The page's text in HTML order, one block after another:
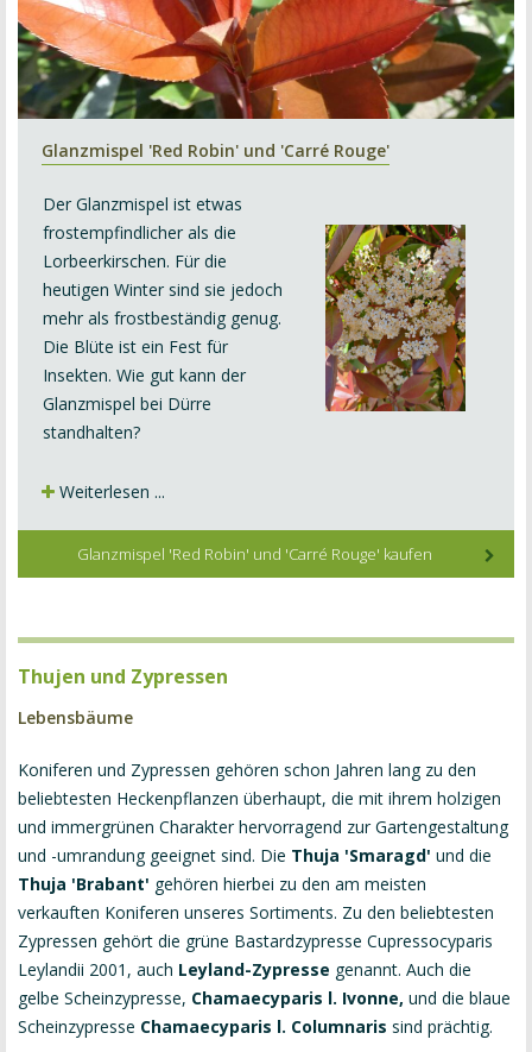
Glanzmispel 'Red Robin' und 'Carré Rouge'
Der Glanzmispel ist etwas
frostempfindlicher als die
Lorbeerkirschen. Für die
heutigen Winter sind sie jedoch
mehr als frostbeständig genug.
Die Blüte ist ein Fest für
Insekten. Wie gut kann der
Glanzmispel bei Dürre
standhalten?
Weiterlesen ...
Glanzmispel 'Red Robin' und 'Carré Rouge' kaufen
Thujen und Zypressen
Lebensbäume
Koniferen und Zypressen gehören schon Jahren lang zu den
beliebtesten Heckenpflanzen überhaupt, die mit ihrem holzigen
und immergrünen Charakter hervorragend zur Gartengestaltung
und -umrandung geeignet sind. Die Thuja 'Smaragd' und die
Thuja 'Brabant' gehören hierbei zu den am meisten
verkauften Koniferen unseres Sortiments. Zu den beliebtesten
Zypressen gehört die grüne Bastardzypresse Cupressocyparis
Leylandii 2001, auch Leyland-Zypresse genannt. Auch die
gelbe Scheinzypresse, Chamaecyparis l. Ivonne, und die blaue
Scheinzypresse Chamaecyparis l. Columnaris sind prächtig.